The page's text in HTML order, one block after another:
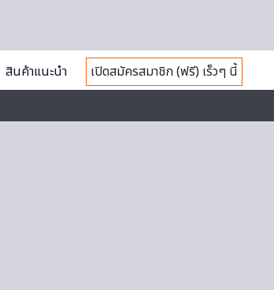
สินค้าแนะนำ
เปิดสมัครสมาชิก (ฟรี) เร็วๆ นี้